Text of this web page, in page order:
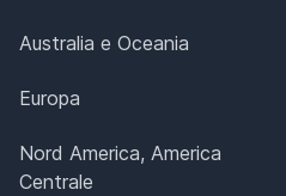
Australia e Oceania
Europa
Nord America, America
Centrale